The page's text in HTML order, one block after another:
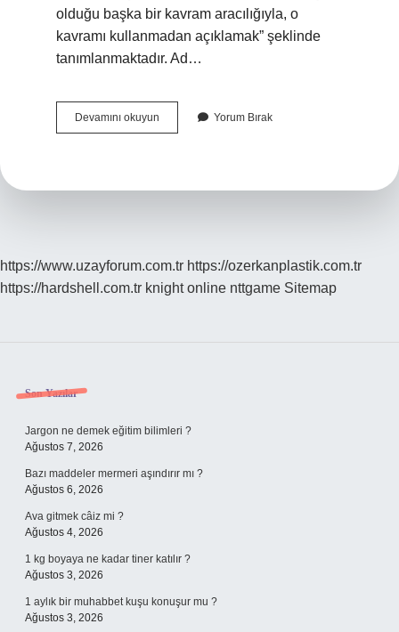
olduğu başka bir kavram aracılığıyla, o
kavramı kullanmadan açıklamak” şeklinde
tanımlanmaktadır. Ad…
Devamını okuyun
Aktarması
Yorum Bırak
https://www.uzayforum.com.tr https://ozerkanplastik.com.tr
https://hardshell.com.tr knight online nttgame Sitemap
Sidebar
Son Yazılar
Jargon ne demek eğitim bilimleri ?
Ağustos 7, 2026
Bazı maddeler mermeri aşındırır mı ?
Ağustos 6, 2026
Ava gitmek câiz mi ?
Ağustos 4, 2026
1 kg boyaya ne kadar tiner katılır ?
Ağustos 3, 2026
1 aylık bir muhabbet kuşu konuşur mu ?
Ağustos 3, 2026